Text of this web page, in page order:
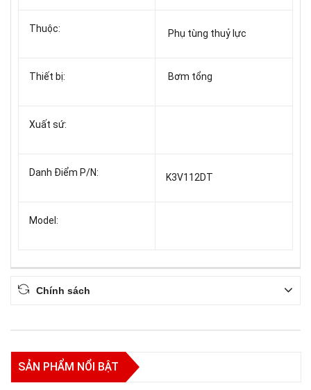
Thuộc: Phụ tùng thuỷ lực
Thiết bị: Bơm tổng
Xuất sứ:
Danh Điểm P/N: K3V112DT
Model:
Chính sách
SẢN PHẨM NỔI BẬT